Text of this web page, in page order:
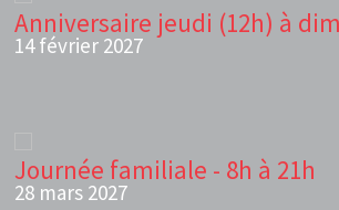
Anniversaire jeudi (12h) à
14 février 2027
Journée familiale - 8h à 21h
28 mars 2027